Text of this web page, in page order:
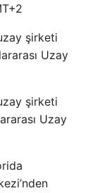
şirketi
Uzay
şirketi
Uzay